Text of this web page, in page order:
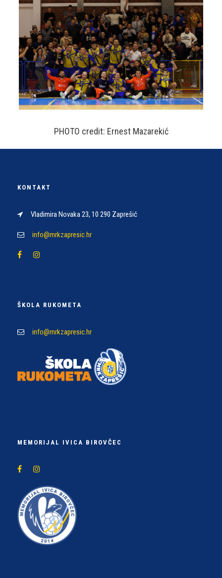
PHOTO credit: Ernest Mazarekić
KONTAKT
Vladimira Novaka 23, 10 290 Zaprešić
info@mrkzapresic.hr
ŠKOLA RUKOMETA
info@mrkzapresic.hr
MEMORIJAL IVICA BIROVČEC